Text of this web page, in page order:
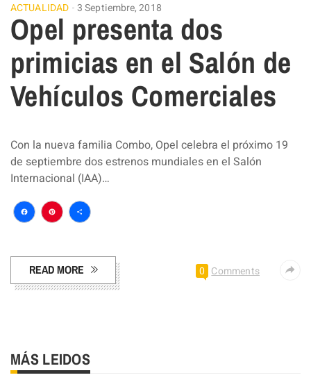
ACTUALIDAD 3 Septiembre, 2018
Opel presenta dos
primicias en el Salón de
Vehículos Comerciales
Con la nueva familia Combo, Opel celebra el próximo 19
de septiembre dos estrenos mundiales en el Salón
Internacional (IAA)…
Facebook
Pinterest
Compartir
READ MORE 0 Comments
MÁS LEIDOS